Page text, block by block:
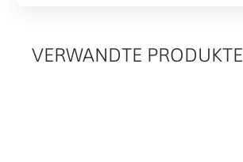
VERWANDTE PRODUKTE